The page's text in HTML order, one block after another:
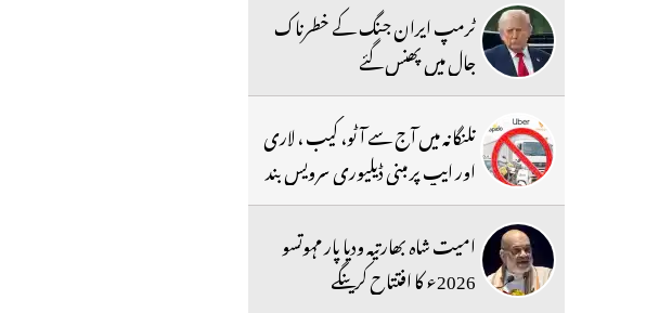
ٹرمپ ایران جنگ کے خطرناک
جال میں پھنس گئے
تلنگانہ میں آج سے آٹو، کیب ، لاری
اور ایپ پر مبنی ڈیلیوری سرویس بند
امیت شاہ بھارتیہ ودیا پار مہوتسو
2026ء کا افتتاح کرینگے